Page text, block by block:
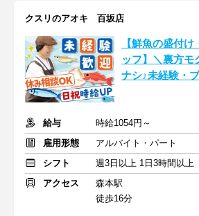
クスリのアオキ 百坂店
【鮮魚の盛付
ッフ】＼裏方モ
ナシ♪未経験・
給与
時給1054円～
雇用形態
アルバイト・パート
シフト
週3日以上 1日3時間以上
アクセス
森本駅
徒歩16分